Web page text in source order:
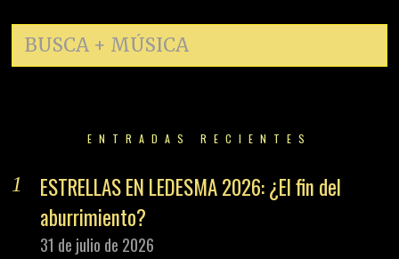
ENTRADAS RECIENTES
ESTRELLAS EN LEDESMA 2026: ¿El fin del
aburrimiento?
31 de julio de 2026